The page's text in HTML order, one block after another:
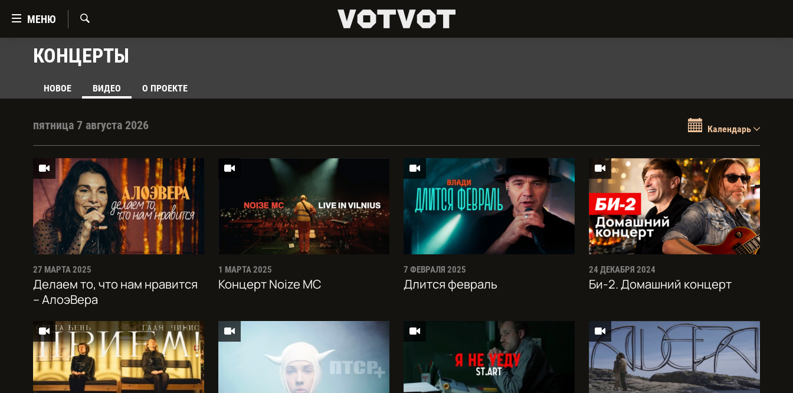
Ссылки
Перейти
к
контенту
навигации
поиску
МЕНЮ
ГЛАВНАЯ
МУЗЫКА
ВСЕ ПРОЕКТЫ
КОНЦЕРТЫ
НОВОЕ ВИДЕО О ПРОЕКТЕ
пятница 7 августа 2026 Календарь
27 МАРТА 2025
Делаем то, что нам нравится
– АлоэВера
1 МАРТА 2025
Концерт Noize MC
7 ФЕВРАЛЯ 2025
Длится февраль
24 ДЕКАБРЯ 2024
Би-2. Домашний концерт